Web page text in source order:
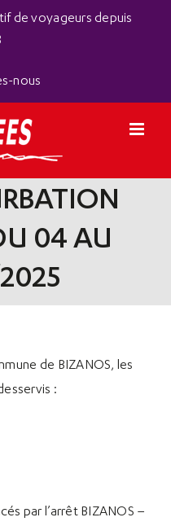
de voyageurs depuis
nous
04 AU
de BIZANOS, les
:
par l’arrêt BIZANOS –